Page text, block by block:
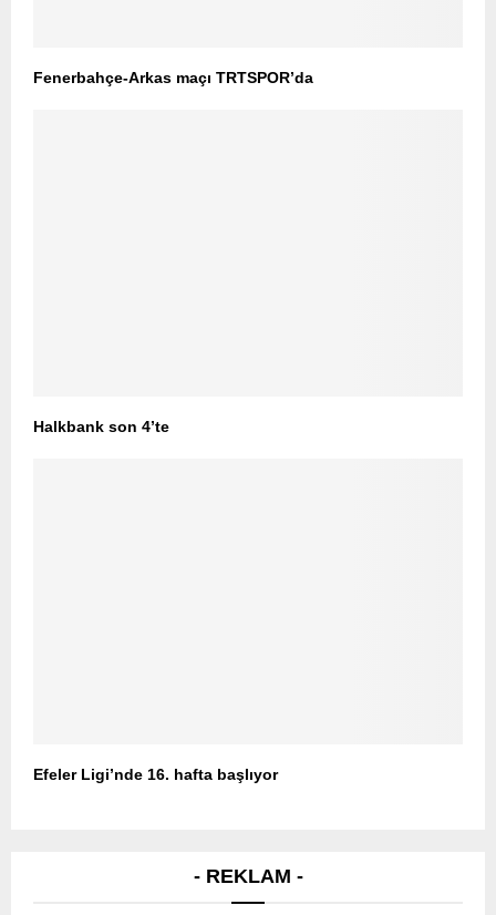
Fenerbahçe-Arkas maçı TRTSPOR’da
Halkbank son 4’te
Efeler Ligi’nde 16. hafta başlıyor
- REKLAM -